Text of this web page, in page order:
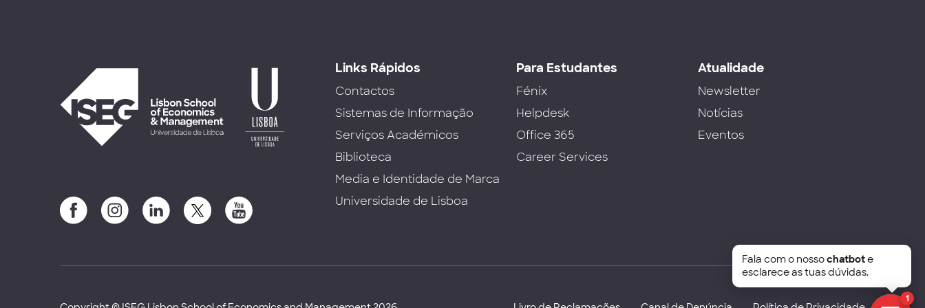
Links Rápidos
Contactos
Sistemas de Informação
Serviços Académicos
Biblioteca
Media e Identidade de Marca
Universidade de Lisboa
Para Estudantes
Fénix
Helpdesk
Office 365
Career Services
Atualidade
Newsletter
Notícias
Eventos
1
Fala com o nossochatbote
esclarece as tuas dúvidas.